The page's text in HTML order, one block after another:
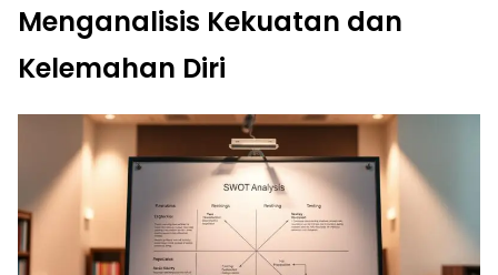
Menganalisis Kekuatan dan
Kelemahan Diri